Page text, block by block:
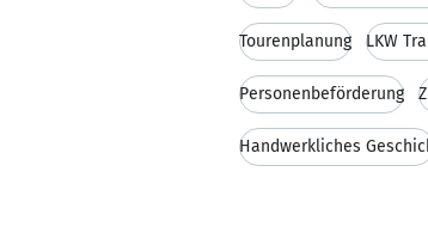
Tourenplanung LKW
Personenbeförderung
Handwerkliches